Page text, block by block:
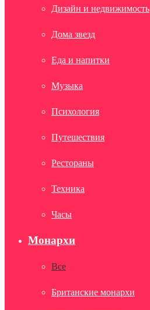
Дизайн и недвижимость
Дома звезд
Еда и напитки
Музыка
Психология
Путешествия
Рестораны
Техника
Часы
Монархи
Все
Британские монархи